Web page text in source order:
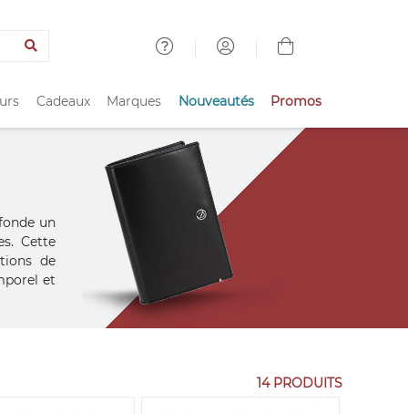
Cadeaux Marques Nouveautés Promos
un
Cette
de
et
14 PRODUITS